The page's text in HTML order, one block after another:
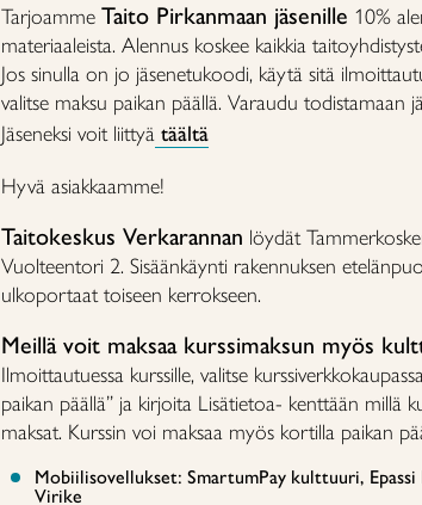
Tarjoamme Taito Pirkanmaan jäsenille 10%
materiaaleista. Alennus koskee kaikkia
Jos sinulla on jo jäsenetukoodi, käytä sitä
valitse maksu paikan päällä. Varaudu todistamaan
Jäseneksi voit liittyä täältä
Hyvä asiakkaamme!
Taitokeskus Verkarannan löydät
Vuolteentori 2. Sisäänkäynti rakennuksen
ulkoportaat toiseen kerrokseen.
Meillä voit maksaa kurssimaksun myös
Ilmoittautuessa kurssille, valitse
paikan päällä” ja kirjoita Lisätietoa- kenttään millä
maksat. Kurssin voi maksaa myös kortilla paikan
Mobiilisovellukset: SmartumPay kulttuuri,
Virike